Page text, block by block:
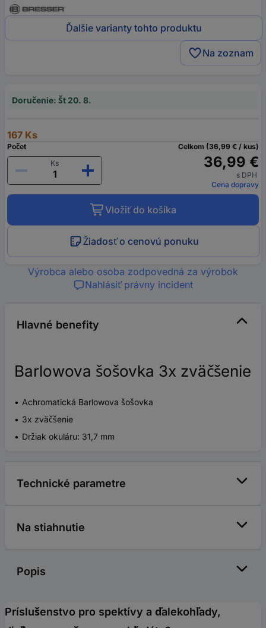
Ďalšie varianty tohto produktu
Na zoznam
Doručenie: Št 20. 8.
167 Ks
Počet
Ks
Celkom (36,99 € / kus)
36,99 €
s DPH
Cena dopravy
Vložiť do košíka
Žiadosť o cenovú ponuku
Výrobca alebo osoba zodpovedná za výrobok
Nahlásiť právny incident
Hlavné benefity
Barlowova šošovka 3x zväčšenie
Achromatická Barlowova šošovka
3x zväčšenie
Držiak okuláru: 31,7 mm
Technické parametre
Na stiahnutie
Popis
Príslušenstvo pro spektívy a ďalekohľady,